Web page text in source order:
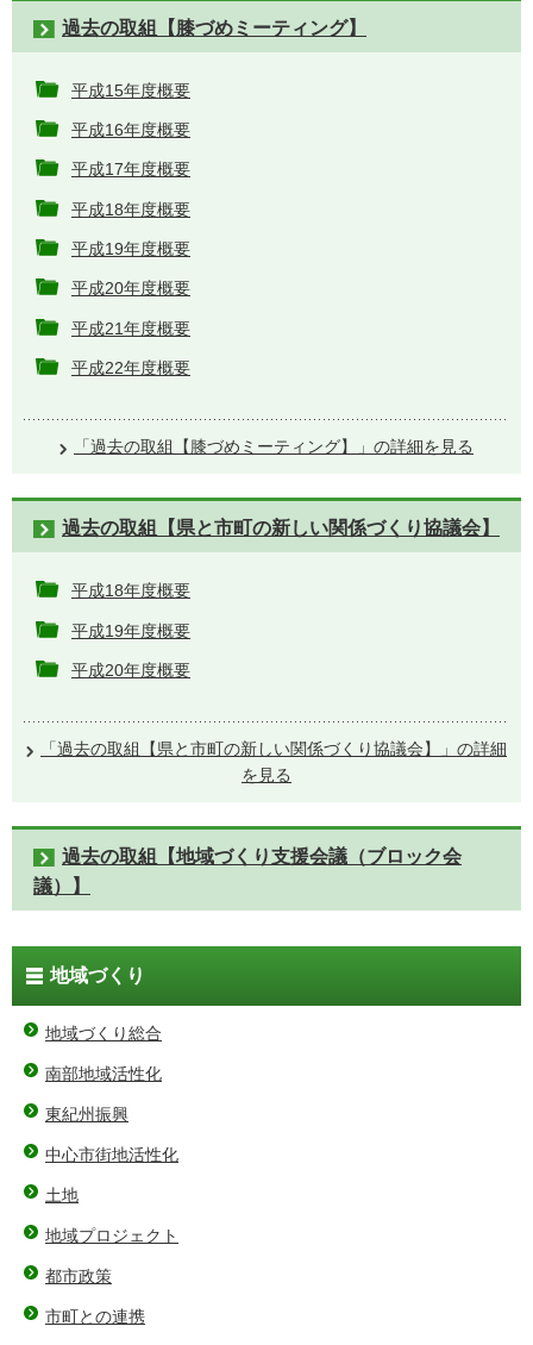
過去の取組【膝づめミーティング】
平成15年度概要
平成16年度概要
平成17年度概要
平成18年度概要
平成19年度概要
平成20年度概要
平成21年度概要
平成22年度概要
「過去の取組【膝づめミーティング】」の詳細を見る
過去の取組【県と市町の新しい関係づくり協議会】
平成18年度概要
平成19年度概要
平成20年度概要
「過去の取組【県と市町の新しい関係づくり協議会】」の詳細
を見る
過去の取組【地域づくり支援会議（ブロック会
議）】
地域づくり
地域づくり総合
南部地域活性化
東紀州振興
中心市街地活性化
土地
地域プロジェクト
都市政策
市町との連携